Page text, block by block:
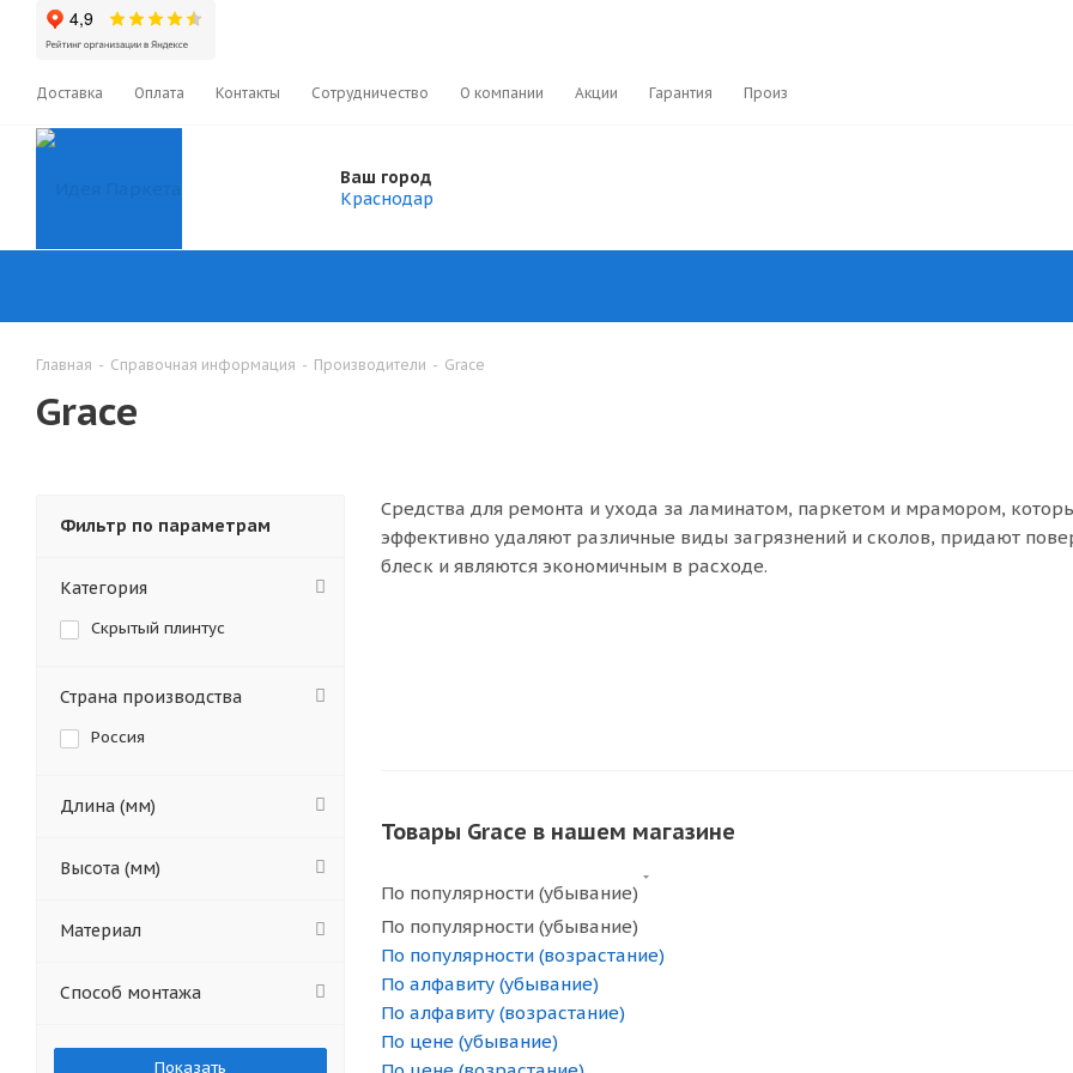
Доставка Оплата Контакты Сотрудничество О компании Акции Гарантия Производители
Ваш город
Краснодар
Главная - Справочная информация - Производители - Grace
Grace
Средства для ремонта и ухода за ламинатом, паркетом и мрамором,
эффективно удаляют различные виды загрязнений и сколов, придают
блеск и являются экономичным в расходе.
Товары Grace в нашем магазине
По популярности (убывание)
По популярности (убывание)
По популярности (возрастание)
По алфавиту (убывание)
По алфавиту (возрастание)
По цене (убывание)
Фильтр по параметрам
Категория
Скрытый плинтус
Страна производства
Россия
Длина (мм)
Высота (мм)
Материал
Способ монтажа